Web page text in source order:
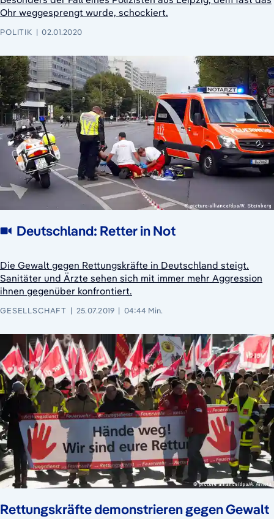
Ohr weggesprengt wurde, schockiert.
POLITIK 02.01.2020
Deutschland: Retter in Not
Die Gewalt gegen Rettungskräfte in Deutschland steigt.
Sanitäter und Ärzte sehen sich mit immer mehr Aggression
ihnen gegenüber konfrontiert.
GESELLSCHAFT 25.07.2019 04:44 Min.
Rettungskräfte demonstrieren gegen Gewalt